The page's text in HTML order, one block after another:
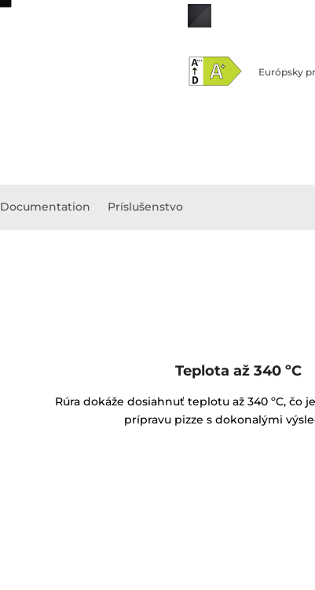
Európsky
Documentation Príslušenstvo
Teplota až 340 ºC
Rúra dokáže dosiahnuť teplotu až 340 ºC, čo
prípravu pizze s dokonalými